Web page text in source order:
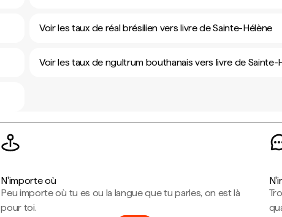
Voir les taux de réal brésilien vers livre de Sainte-Hélène
Voir les taux de ngultrum bouthanais vers livre de Sainte-
N'importe où
Peu importe où tu es ou la langue que tu parles, on est là
pour toi.